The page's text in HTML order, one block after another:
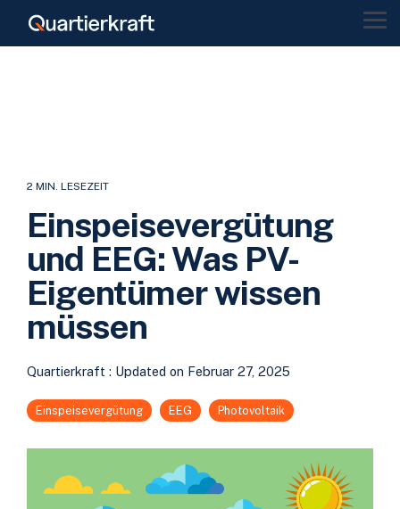
2 MIN. LESEZEIT
Einspeisevergütung
und EEG: Was PV-
Eigentümer wissen
müssen
Quartierkraft : Updated on Februar 27, 2025
Einspeisevergütung EEG Photovoltaik